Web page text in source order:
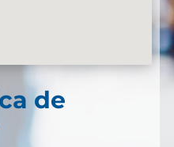
de